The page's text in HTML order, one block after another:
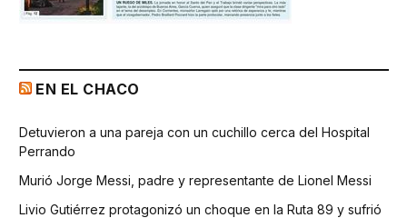
EN EL CHACO
Detuvieron a una pareja con un cuchillo cerca del Hospital
Perrando
Murió Jorge Messi, padre y representante de Lionel Messi
Livio Gutiérrez protagonizó un choque en la Ruta 89 y sufrió